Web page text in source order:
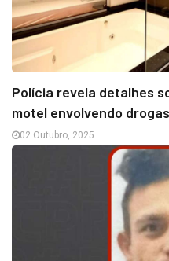
Polícia revela detalhes
motel envolvendo
02 Outubro, 2025